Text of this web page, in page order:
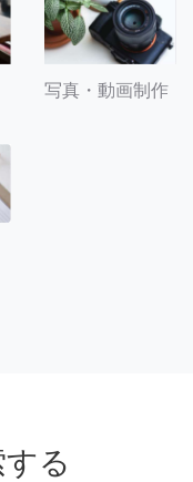
写真・動画制作
る